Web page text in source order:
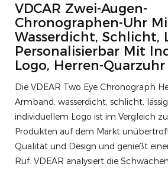
VDCAR Zwei-Augen-
Chronographen-Uhr
Wasserdicht, Schlicht,
Personalisierbar Mit
Logo, Herren-Quarzuhr
Die VDEAR Two Eye Chronograph
Armband, wasserdicht, schlicht,
individuellem Logo ist im Vergleich
Produkten auf dem Markt
Qualität und Design und genießt
Ruf. VDEAR analysiert die